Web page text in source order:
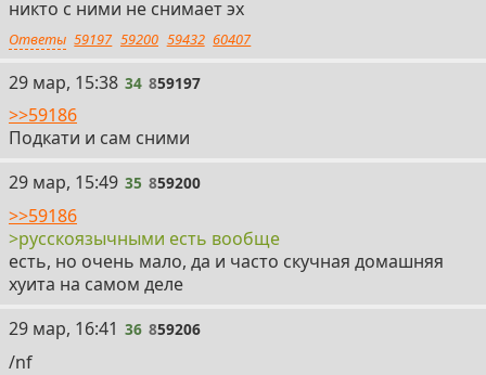
никто с ними не снимает эх
Ответы 59197 59200 59432 60407
34
29 мар, 15:38 34 859197
>>59186
Подкати и сам сними
35
29 мар, 15:49 35 859200
>>59186
>русскоязычными есть вообще
есть, но очень мало, да и часто скучная домашняя
хуита на самом деле
36
29 мар, 16:41 36 859206
/nf